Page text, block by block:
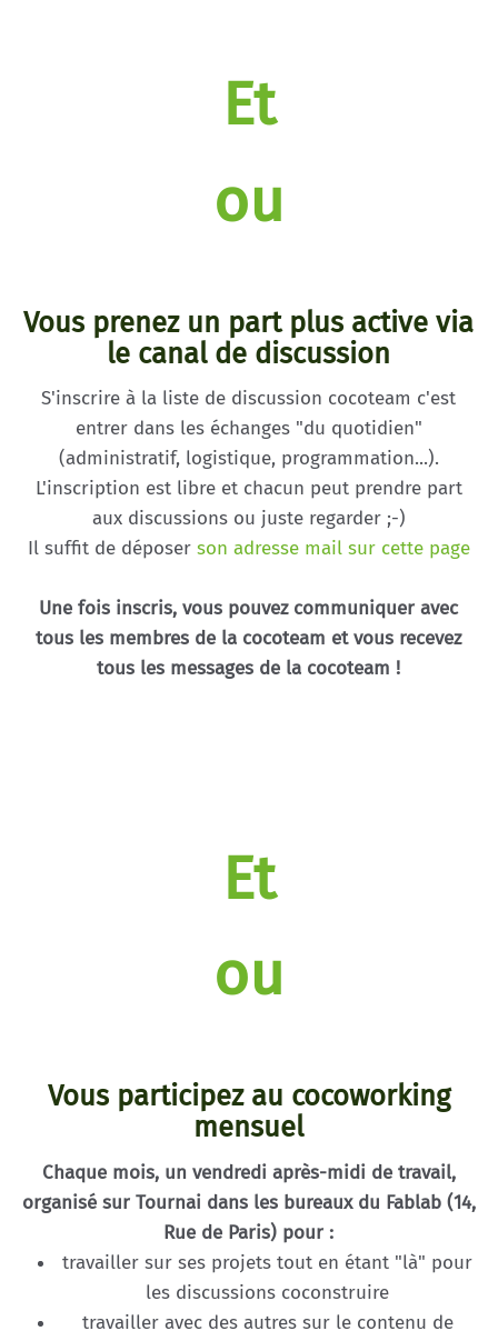
Et
ou
Vous prenez un part plus active via
le canal de discussion
S'inscrire à la liste de discussion cocoteam c'est
entrer dans les échanges "du quotidien"
(administratif, logistique, programmation...).
L'inscription est libre et chacun peut prendre part
aux discussions ou juste regarder ;-)
Il suffit de déposer son adresse mail sur cette page
Une fois inscris, vous pouvez communiquer avec
tous les membres de la cocoteam et vous recevez
tous les messages de la cocoteam !
Et
ou
Vous participez au cocoworking
mensuel
Chaque mois, un vendredi après-midi de travail,
organisé sur Tournai dans les bureaux du Fablab (14,
Rue de Paris) pour :
travailler sur ses projets tout en étant "là" pour
les discussions coconstruire
travailler avec des autres sur le contenu de